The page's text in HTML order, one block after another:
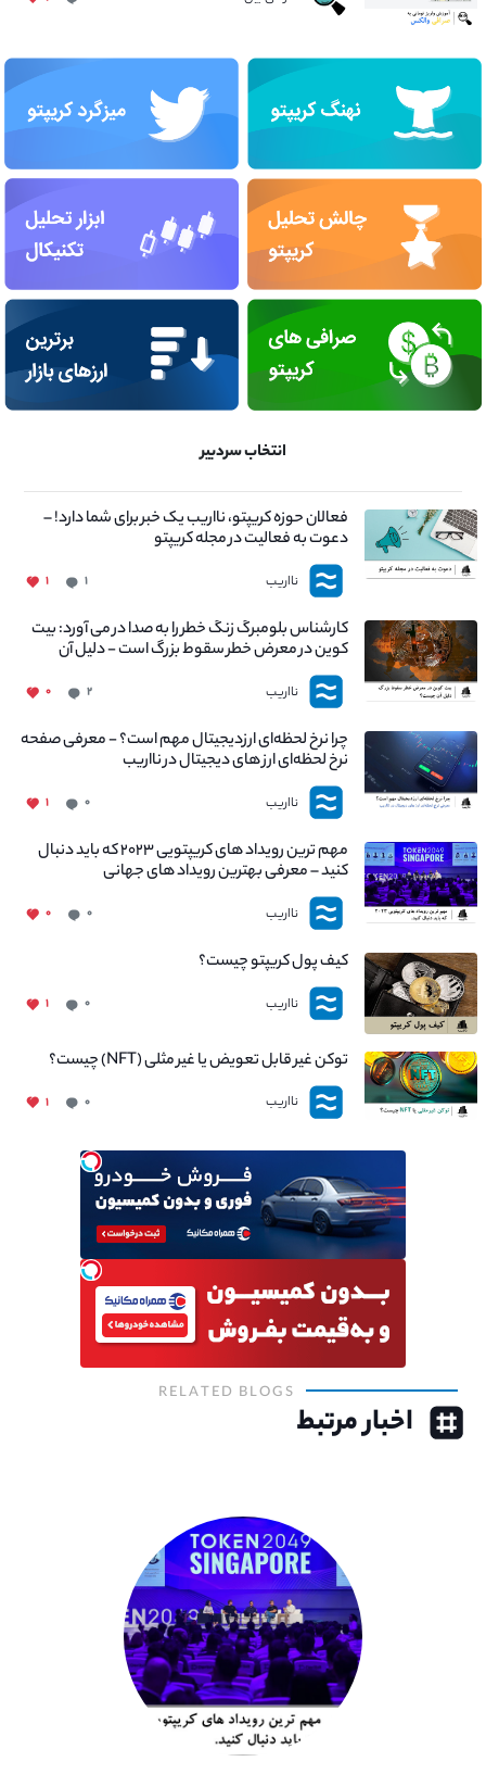
انتخاب سردبیر
فعالان حوزه کریپتو، نااریب یک خبر برای شما دارد! –
دعوت به فعالیت در مجله کریپتو
نااریب ۱ ۱
کارشناس بلومبرگ زنگ خطر را به صدا در می آورد: بیت
کوین در معرض خطر سقوط بزرگ است - دلیل آن
چیست؟
نااریب ۲ ۰
چرا نرخ لحظه‌ای ارزدیجیتال مهم است؟ - معرفی صفحه
نرخ لحظه‌ای ارز های دیجیتال در نااریب
نااریب ۰ ۱
مهم ترین رویداد های کریپتویی ۲۰۲۳ که باید دنبال
کنید – معرفی بهترین رویداد های جهانی
نااریب ۰ ۰
کیف پول کریپتو چیست؟
نااریب ۰ ۱
توکن غیر قابل تعویض یا غیر مثلی (NFT) چیست؟
نااریب ۰ ۱
RELATED BLOGS
اخبار مرتبط